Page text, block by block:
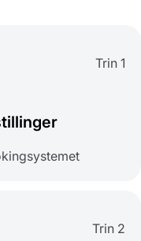
Trin 1
Trin 2